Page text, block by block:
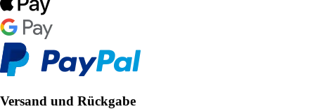
Versand und Rückgabe